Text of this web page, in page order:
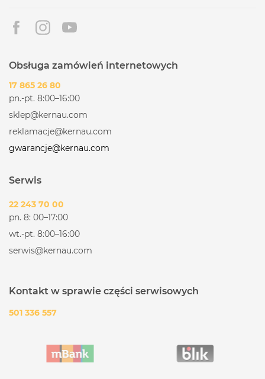
Obsługa zamówień internetowych
17 865 26 80
pn.-pt. 8:00–16:00
sklep@kernau.com
reklamacje@kernau.com
gwarancje@kernau.com
Serwis
22 243 70 00
pn. 8: 00–17:00
wt.-pt. 8:00–16:00
serwis@kernau.com
Kontakt w sprawie części serwisowych
501 336 557